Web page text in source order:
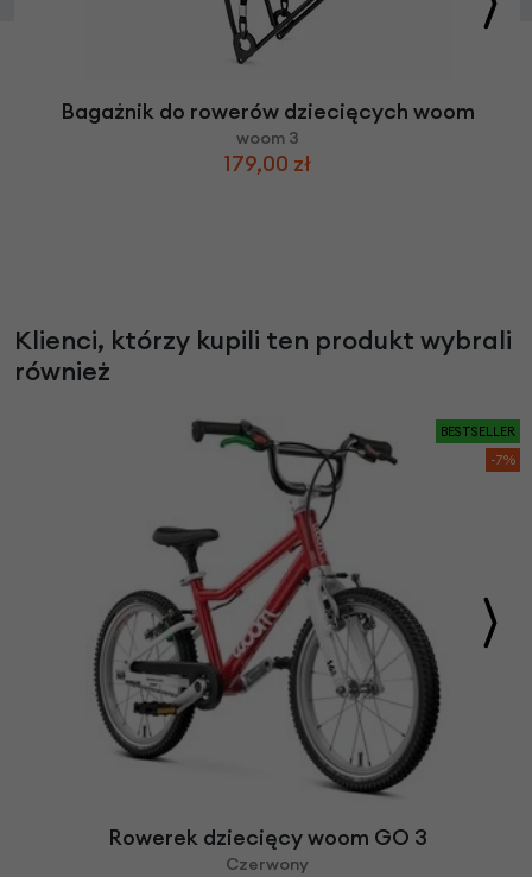
Bagażnik do rowerów dziecięcych woom
woom 3
179,00 zł
Klienci, którzy kupili ten produkt wybrali
również
BESTSELLER
-7%
Rowerek dziecięcy woom GO 3
Czerwony